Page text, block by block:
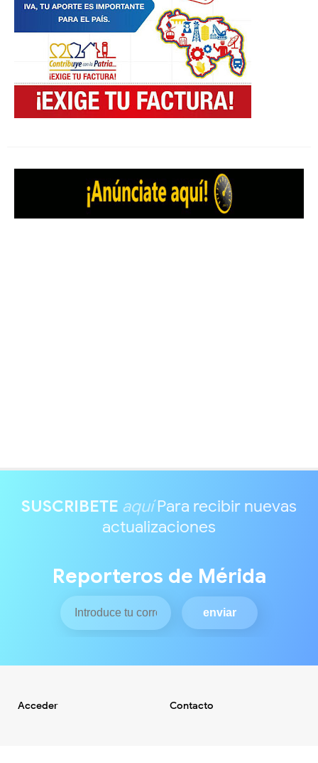
SUSCRIBETE aquíPara recibir nuevas
actualizaciones
Reporteros de Mérida
Acceder Contacto